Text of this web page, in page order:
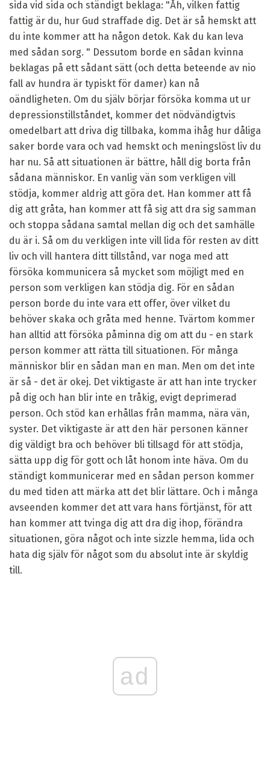
sida vid sida och ständigt beklaga: "Åh, vilken fattig
fattig är du, hur Gud straffade dig. Det är så hemskt att
du inte kommer att ha någon detok. Kak du kan leva
med sådan sorg. " Dessutom borde en sådan kvinna
beklagas på ett sådant sätt (och detta beteende av nio
fall av hundra är typiskt för damer) kan nå
oändligheten. Om du själv börjar försöka komma ut ur
depressionstillståndet, kommer det nödvändigtvis
omedelbart att driva dig tillbaka, komma ihåg hur dåliga
saker borde vara och vad hemskt och meningslöst liv du
har nu. Så att situationen är bättre, håll dig borta från
sådana människor. En vanlig vän som verkligen vill
stödja, kommer aldrig att göra det. Han kommer att få
dig att gråta, han kommer att få sig att dra sig samman
och stoppa sådana samtal mellan dig och det samhälle
du är i. Så om du verkligen inte vill lida för resten av ditt
liv och vill hantera ditt tillstånd, var noga med att
försöka kommunicera så mycket som möjligt med en
person som verkligen kan stödja dig. För en sådan
person borde du inte vara ett offer, över vilket du
behöver skaka och gråta med henne. Tvärtom kommer
han alltid att försöka påminna dig om att du - en stark
person kommer att rätta till situationen. För många
människor blir en sådan man en man. Men om det inte
är så - det är okej. Det viktigaste är att han inte trycker
på dig och han blir inte en tråkig, evigt deprimerad
person. Och stöd kan erhållas från mamma, nära vän,
syster. Det viktigaste är att den här personen känner
dig väldigt bra och behöver bli tillsagd för att stödja,
sätta upp dig för gott och låt honom inte häva. Om du
ständigt kommunicerar med en sådan person kommer
du med tiden att märka att det blir lättare. Och i många
avseenden kommer det att vara hans förtjänst, för att
han kommer att tvinga dig att dra dig ihop, förändra
situationen, göra något och inte sizzle hemma, lida och
hata dig själv för något som du absolut inte är skyldig
till.
ad